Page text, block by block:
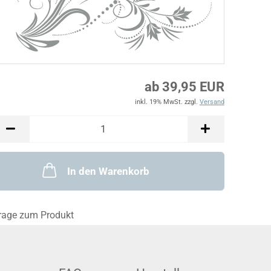
ab 39,95 EUR
inkl. 19% MwSt. zzgl. Versand
In den Warenkorb
zum Produkt